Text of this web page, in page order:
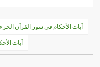
تصفّح
آيات الأحكام فى سور القرآن
آيات